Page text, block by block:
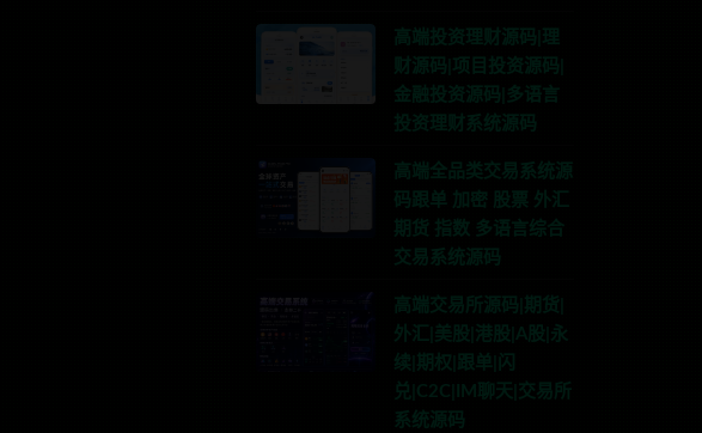
高端投资理财源码|理
财源码|项目投资源码|
金融投资源码|多语言
投资理财系统源码
高端全品类交易系统源
码跟单 加密 股票 外汇
期货 指数 多语言综合
交易系统源码
高端交易所源码|期货|
外汇|美股|港股|A股|永
续|期权|跟单|闪
兑|C2C|IM聊天|交易所
系统源码